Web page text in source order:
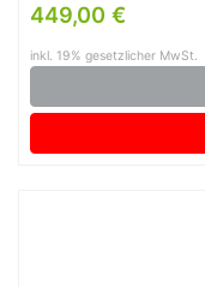
449,00 €
inkl. 19% gesetzlicher MwSt.